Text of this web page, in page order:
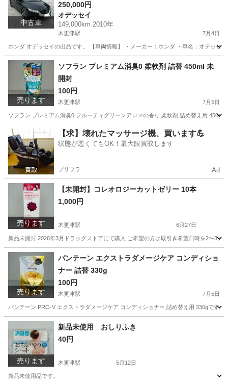
中古車
250,000円
オデッセイ
149,000km 2010年
木更津駅 7月4日
ホンダ オデッセイの出品です。 【車両情報】 ・メーカー：ホンダ ・車名：オデッ
千葉 木更津市 木更津駅 オデッセイ
売ります
ソフラン プレミアム消臭0 柔軟剤 詰替 450ml 未
開封
100円
木更津駅 7月5日
ソフラン プレミアム消臭0 フルーティグリーンアロマの香り 柔軟剤 詰め替え用
千葉 木更津市 木更津駅 洗濯用品
【求】壊れたマッサージ機、買います💪
状態が悪くてもOK！最大限買取します
プリフラ Ad
売ります
【未開封】コレオロジーカットゼリー 10本
1,000円
木更津駅 6月27日
新品未開封 2026年3月ドラッグストアにて購入 ご希望の方は取引き希望日時を2〜3メ
千葉 木更津市 食品 半額
売ります
パンテーン エクストラダメージケア コンディショ
ナー 詰替 330g
100円
木更津駅 7月5日
パンテーン PRO-V エクストラダメージケア コンディショナー 詰め替え用 330gです
千葉 木更津市 木更津駅 家庭用品
売ります
新品未使用 おしりふき
40円
木更津駅 5月12日
新品未使用品です。